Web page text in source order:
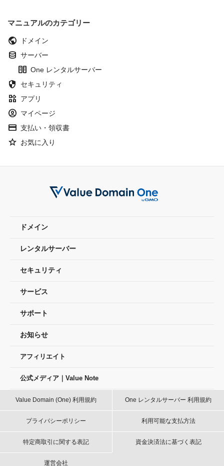
マニュアルのカテゴリー
public ドメイン
database サーバー
host One レンタルサーバー
security セキュリティ
widgets アプリ
account_circle マイページ
credit_card 支払い・領収書
Star お気に入り
Value Domain (One) 利用規約 One レンタルサーバー 利用規約
プライバシーポリシー 利用可能な支払方法
特定商取引に関する表記 資金決済法に基づく表記
運営会社
ドメイン
レンタルサーバー
セキュリティ
サービス
サポート
お知らせ
アフィリエイト
公式メディア｜Value Note